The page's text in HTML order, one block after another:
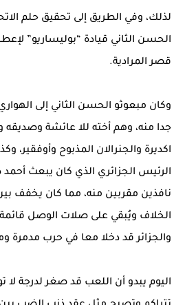
لذلك، وفي الطريق إلى تحقيق حلم
الحسن الثاني قيادة “بوليساريو”
قصر المرادية.
وكان مبعوثو الحسن الثاني إلى
جدا منه، وهم أخته للا عائشة
اكديرة والجنرالان المذبوح وأوفقير،
الرئيس الجزائري الذي كان يبعث أحمد
نافذين مقربين منه، مما كان يخفف
الخلاف ويُبقي على صلات الوصل
والجزائر قد دخلا معا في حرب مدمرة
اليوم يبدو أن اللعب قد صغر لدرجة